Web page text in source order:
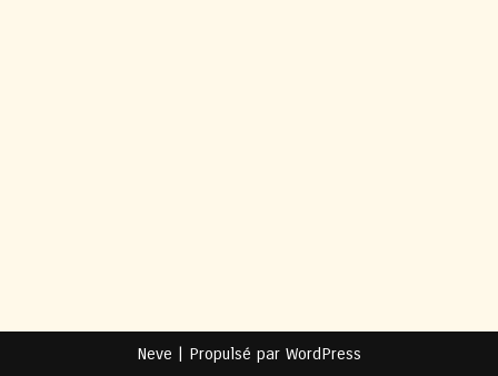
Neve | Propulsé par WordPress